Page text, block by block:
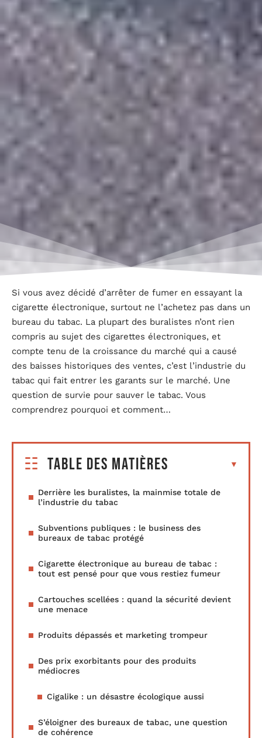
Si vous avez décidé d’arrêter de fumer en essayant la
cigarette électronique, surtout ne l’achetez pas dans un
bureau du tabac. La plupart des buralistes n’ont rien
compris au sujet des cigarettes électroniques, et
compte tenu de la croissance du marché qui a causé
des baisses historiques des ventes, c’est l’industrie du
tabac qui fait entrer les garants sur le marché. Une
question de survie pour sauver le tabac. Vous
comprendrez pourquoi et comment…
Table des matières
Derrière les buralistes, la mainmise totale de
l’industrie du tabac
Subventions publiques : le business des
bureaux de tabac protégé
Cigarette électronique au bureau de tabac :
tout est pensé pour que vous restiez fumeur
Cartouches scellées : quand la sécurité devient
une menace
Produits dépassés et marketing trompeur
Des prix exorbitants pour des produits
médiocres
Cigalike : un désastre écologique aussi
S’éloigner des bureaux de tabac, une question
de cohérence